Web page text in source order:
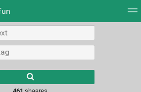
wall
results.